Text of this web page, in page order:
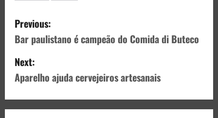
Previous:
Bar paulistano é campeão do Comida di Buteco
Next:
Aparelho ajuda cervejeiros artesanais